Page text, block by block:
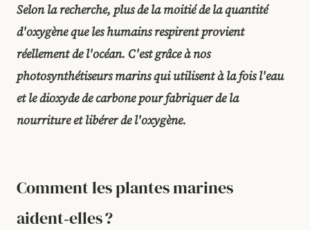
Selon la recherche, plus de la moitié de la quantité
d'oxygène que les humains respirent provient
réellement de l'océan. C'est grâce à nos
photosynthétiseurs marinsqui utilisent à la fois l'eau
et le dioxyde de carbone pour fabriquer de la
nourriture et libérer de l'oxygène.
Comment les plantes marines
aident‑elles ?